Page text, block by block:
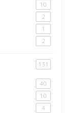
10
2
1
2
131
40
10
4